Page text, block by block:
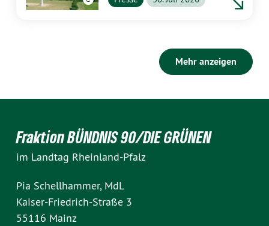
Mehr anzeigen
Fraktion BÜNDNIS 90/DIE GRÜNEN
im Landtag Rheinland-Pfalz
Pia Schellhammer, MdL
Kaiser-Friedrich-Straße 3
55116 Mainz